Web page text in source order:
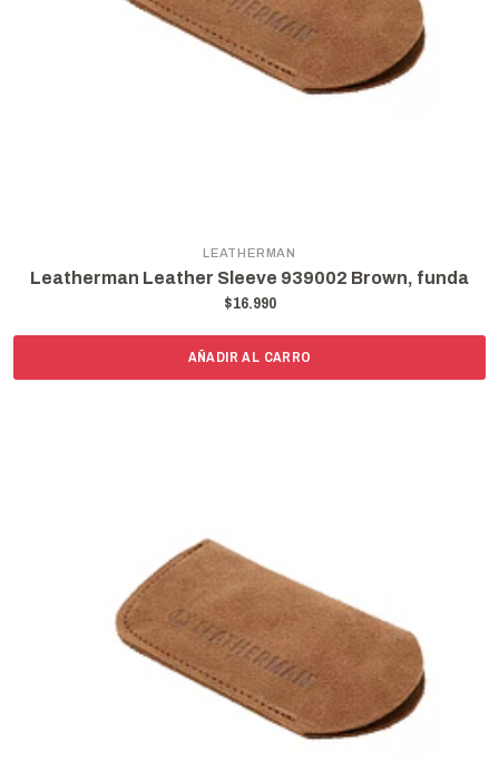
LEATHERMAN
Leatherman Leather Sleeve 939002 Brown, funda
$16.990
AÑADIR AL CARRO